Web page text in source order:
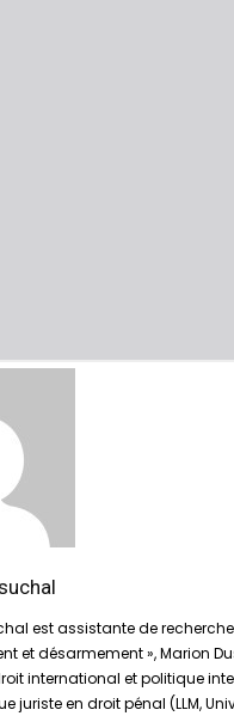
est assistante de
et désarmement », Marion
international et politique
juriste en droit pénal (LLM,